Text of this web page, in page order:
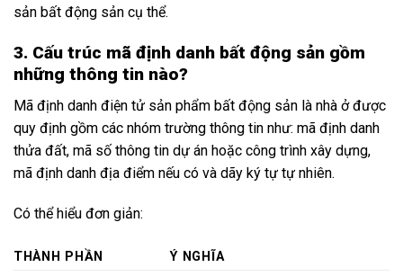
sản bất động sản cụ thể.
3. Cấu trúc mã định danh bất động sản gồm
những thông tin nào?
Mã định danh điện tử sản phẩm bất động sản là nhà ở được
quy định gồm các nhóm trường thông tin như: mã định danh
thửa đất, mã số thông tin dự án hoặc công trình xây dựng,
mã định danh địa điểm nếu có và dãy ký tự tự nhiên.
Có thể hiểu đơn giản:
THÀNH PHẦN Ý NGHĨA